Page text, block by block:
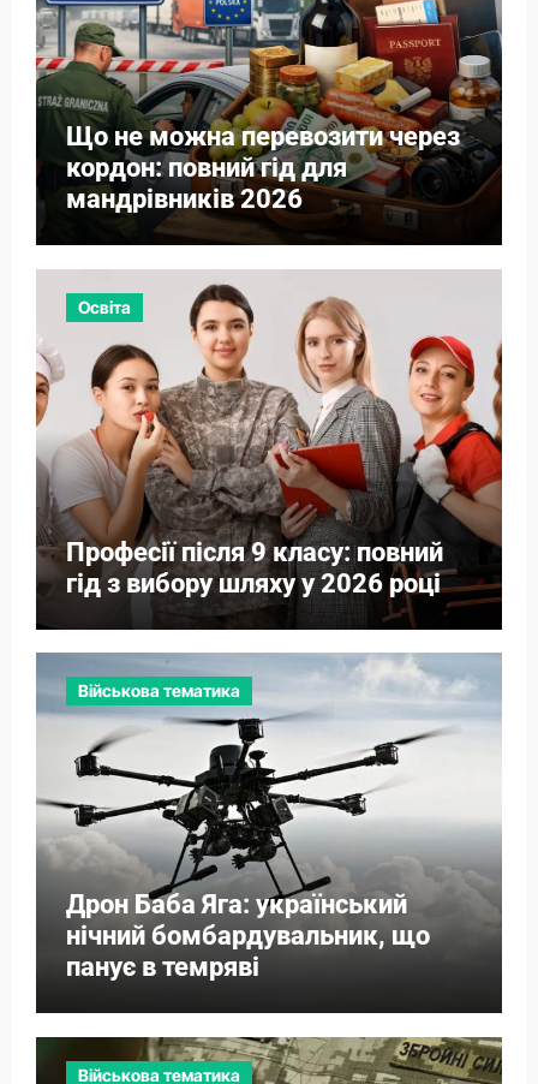
Що не можна перевозити через
кордон: повний гід для
мандрівників 2026
Освіта
Професії після 9 класу: повний
гід з вибору шляху у 2026 році
Військова тематика
Дрон Баба Яга: український
нічний бомбардувальник, що
панує в темряві
Військова тематика